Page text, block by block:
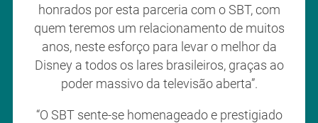
honrados por esta parceria com o SBT, com
quem teremos um relacionamento de muitos
anos, neste esforço para levar o melhor da
Disney a todos os lares brasileiros, graças ao
poder massivo da televisão aberta”.
“O SBT sente-se homenageado e prestigiado